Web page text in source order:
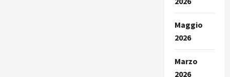
Maggio
2026
Marzo
2026